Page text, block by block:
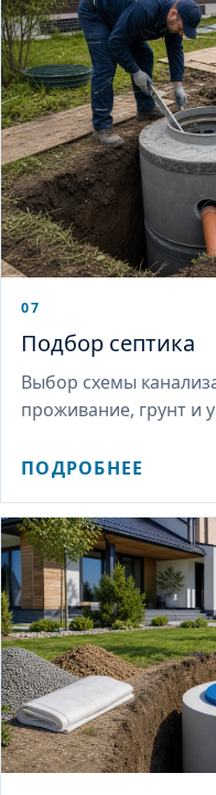
07
Подбор септика
Выбор схемы
проживание, грунт и
ПОДРОБНЕЕ